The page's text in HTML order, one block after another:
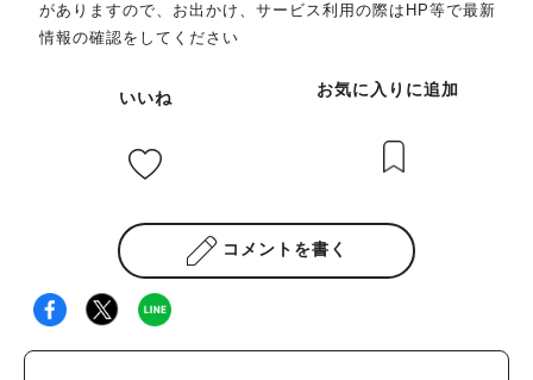
がありますので、お出かけ、サービス利用の際はHP等で最新
情報の確認をしてください
いいね お気に入りに追加
コメントを書く